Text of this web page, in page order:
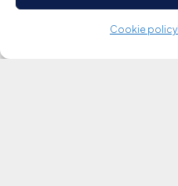
Cookie policy